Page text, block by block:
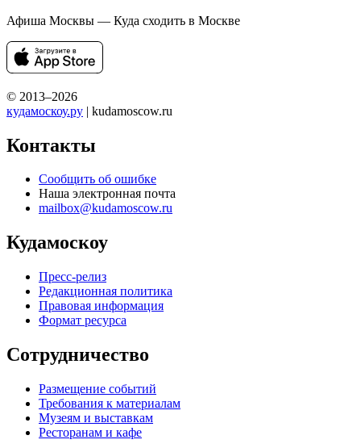
Афиша Москвы — Куда сходить в Москве
© 2013–2026
кудамоскоу.ру | kudamoscow.ru
Контакты
Сообщить об ошибке
Наша электронная почта
mailbox@kudamoscow.ru
Кудамоскоу
Пресс-релиз
Редакционная политика
Правовая информация
Формат ресурса
Сотрудничество
Размещение событий
Требования к материалам
Музеям и выставкам
Ресторанам и кафе